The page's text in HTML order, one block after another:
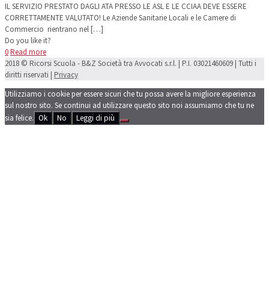
IL SERVIZIO PRESTATO DAGLI ATA PRESSO LE ASL E LE CCIAA DEVE ESSERE
CORRETTAMENTE VALUTATO! Le Aziende Sanitarie Locali e le Camere di
Commercio rientrano nel[…]
Do you like it?
0Read more
2018 © Ricorsi Scuola - B&Z Società tra Avvocati s.r.l. | P.I. 03021460609 | Tutti i
diritti riservati | Privacy
Utilizziamo i cookie per essere sicuri che tu possa avere la migliore esperienza
sul nostro sito. Se continui ad utilizzare questo sito noi assumiamo che tu ne
sia felice. Ok No Leggi di più